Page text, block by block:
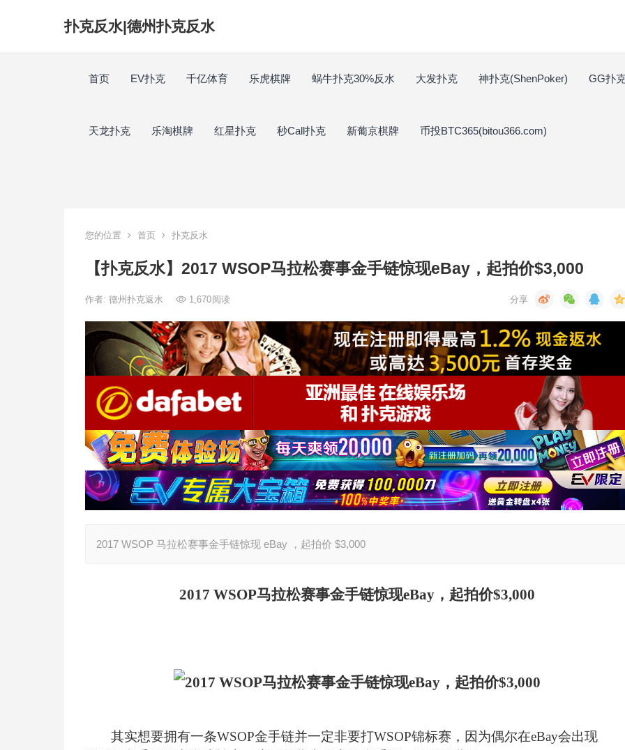
扑克反水|德州扑克反水
首页 EV扑克 千亿体育 乐虎棋牌 蜗牛扑克30%反水 大发扑克 神扑克(ShenPoker) GG扑
天龙扑克 乐淘棋牌 红星扑克 秒Call扑克 新葡京棋牌 币投BTC365(bitou366.com)
您的位置 首页 扑克反水
【扑克反水】2017 WSOP马拉松赛事金手链惊现eBay，起拍价$3,000
作者: 德州扑克返水 1,670阅读
2017 WSOP 马拉松赛事金手链惊现 eBay ，起拍价 $3,000
2017 WSOP马拉松赛事金手链惊现eBay ，起拍价$3,000
其实想要拥有一条WSOP金手链并一定非要打WSOP锦标赛，因为偶尔在eBay会出现